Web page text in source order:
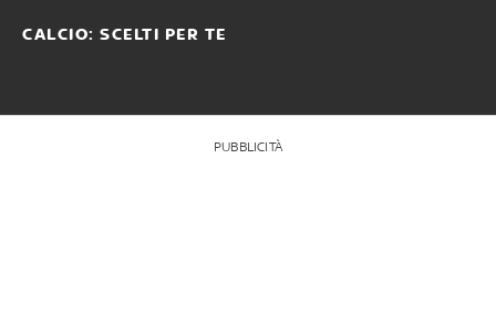
CALCIO: SCELTI PER TE
PUBBLICITÀ